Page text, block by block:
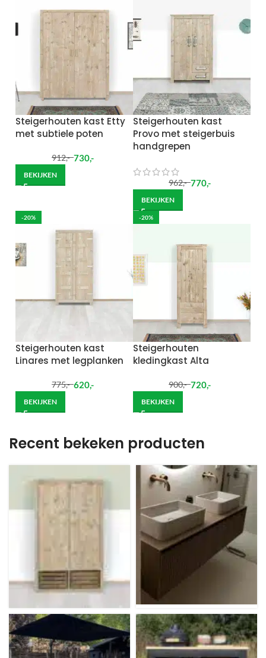
Steigerhouten kast Etty
met subtiele poten
912,- 730,-
BEKIJKEN
Steigerhouten kast
Provo met steigerbuis
handgrepen
962,- 770,-
BEKIJKEN
-20%
Steigerhouten kast
Linares met legplanken
775,- 620,-
BEKIJKEN
-20%
Steigerhouten
kledingkast Alta
900,- 720,-
BEKIJKEN
Recent bekeken producten